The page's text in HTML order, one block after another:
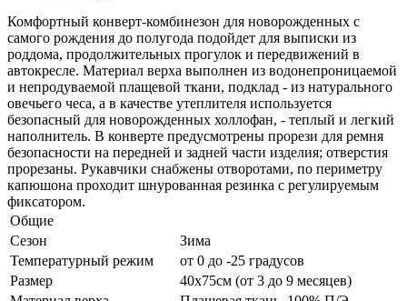
Комфортный конверт-комбинезон для новорожденных с
самого рождения до полугода подойдет для выписки из
роддома, продолжительных прогулок и передвижений в
автокресле. Материал верха выполнен из водонепроницаемой
и непродуваемой плащевой ткани, подклад - из натурального
овечьего чеса, а в качестве утеплителя используется
безопасный для новорожденных холлофан, - теплый и легкий
наполнитель. В конверте предусмотрены прорези для ремня
безопасности на передней и задней части изделия; отверстия
прорезаны. Рукавчики снабжены отворотами, по периметру
капюшона проходит шнурованная резинка с регулируемым
фиксатором.
Общие
Сезон
Зима
Температурный режим
от 0 до -25 градусов
Размер
40х75см (от 3 до 9 месяцев)